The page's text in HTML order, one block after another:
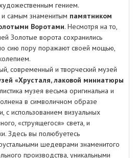
гением.
самым знаменитым памятником
Воротами. Несмотря на то,
Золотые ворота сохранились
сию пору поражают своей мощью,
современный и творческий музей
«Хрусталя, лаковой миниатюры
музея весьма оригинальна и
в символичном образе
с использованием визуальных
«струящегося» света, и
Здесь вы полюбуетесь
шедеврами знаменитого
производства, уникальными